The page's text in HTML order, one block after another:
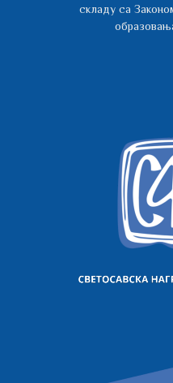
складу са